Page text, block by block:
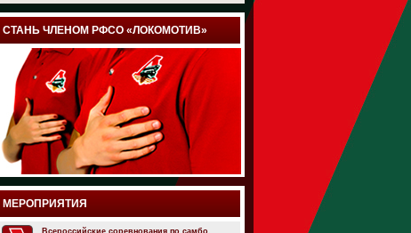
Дорога в большой спорт
23 июля Поймали волну удачи
18 июля Папа, мама и я выходим на старт
17 июля Йога, плавание или теннис?
12 июля
Подведены итоги шестого сезона
проекта «Трансформация» от РФСО
«Локомотив»
Семейный спортивный фестиваль
здорового образа жизни «ЛокоЛето»
прошёл в Москве
СТАНЬ ЧЛЕНОМ РФСО «ЛОКОМОТИВ»
МЕРОПРИЯТИЯ
Всероссийские соревнования по самбо.